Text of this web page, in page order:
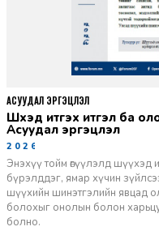
Шүүхэд итгэх итгэл ба олон нийтийн санаа бодол -
Асуудал эргэцүүлэл
2026-06-11
Энэхүү тойм өгүүлэлд шүүхэд
бүрэлддэг, ямар хүчин
шүүхийн шинэтгэлийн явцад
болохыг онолын болон
болно.
АСУУДАЛ ЭРГЭЦҮҮЛЭЛ